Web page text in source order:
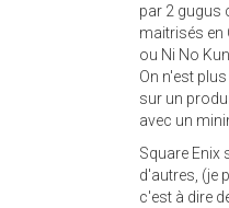
par 2 gugus
maitrisés en
ou Ni No
On n'est
sur un
avec un
Square Enix
d'autres, (je
c'est à dire